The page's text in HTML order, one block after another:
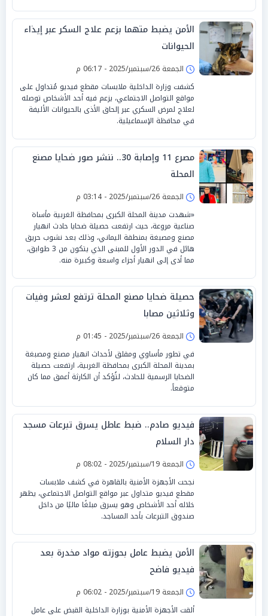
الأمن يضبط متهما بزعم علاج السكر عبر إيذاء
الحيوانات
الجمعة 26/سبتمبر/2025 - 06:17 م
كشفت وزارة الداخلية ملابسات مقطع فيديو مُتداول على
مواقع التواصل الاجتماعي، يزعم فيه أحد الأشخاص توصله
لعلاج لمرض السكري عبر إلحاق الأذى بالحيوانات الأليفة
في محافظة الإسماعيلية.
مصرع 11 وإصابة 30.. ننشر صور ضحايا مصنع
المحلة
الجمعة 26/سبتمبر/2025 - 03:14 م
«شهدت مدينة المحلة الكبرى بمحافظة الغربية مأساة
صناعية مروعة، حيث ارتفعت حصيلة ضحايا حادث انهيار
مصنع ومصبغة بمنطقة اليماني، وذلك بعد نشوب حريق
هائل في الدور الأول للمبنى الذي يتكون من 3 طوابق،
مما أدى إلى انهيار أجزاء واسعة وكبيرة منه.
حصيلة ضحايا مصنع المحلة ترتفع لعشر وفيات
وثلاثين مصابا
الجمعة 26/سبتمبر/2025 - 01:45 م
في تطور مأساوي ومقلق لأحداث انهيار مصنع ومصبغة
بمدينة المحلة الكبرى بمحافظة الغربية، ارتفعت حصيلة
الضحايا الرسمية للحادث، لتُؤكد أن الكارثة أعمق مما كان
متوقعاً.
فيديو صادم.. ضبط عاطل يسرق تبرعات مسجد
دار السلام
الجمعة 19/سبتمبر/2025 - 08:02 م
نجحت الأجهزة الأمنية بالقاهرة في كشف ملابسات
مقطع فيديو متداول عبر مواقع التواصل الاجتماعي، يظهر
خلاله أحد الأشخاص وهو يسرق مبلغًا ماليًا من داخل
صندوق التبرعات بأحد المساجد.
الأمن يضبط عامل بحوزته مواد مخدرة بعد
فيديو فاضح
الجمعة 19/سبتمبر/2025 - 06:02 م
ألقت الأجهزة الأمنية بوزارة الداخلية القبض على عامل